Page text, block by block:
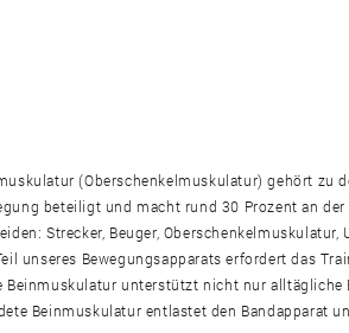
(Oberschenkelmuskulatur) gehört zu
beteiligt und macht rund 30 Prozent an
Strecker, Beuger,
unseres Bewegungsapparats erfordert das
Beinmuskulatur unterstützt nicht nur
Beinmuskulatur entlastet den Bandapparat